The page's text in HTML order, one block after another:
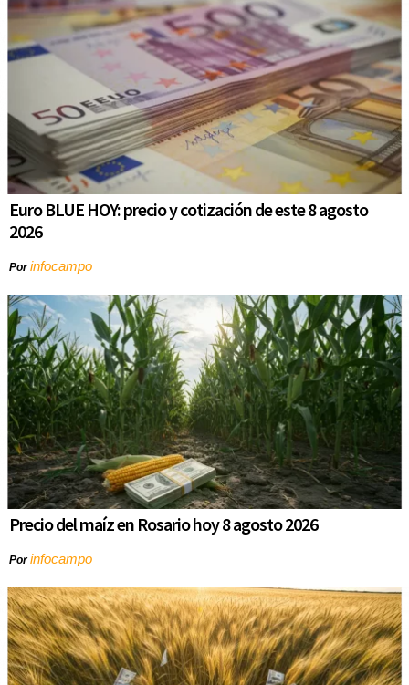
Euro BLUE HOY: precio y cotización de este 8 agosto
2026
Porinfocampo
Precio del maíz en Rosario hoy 8 agosto 2026
Porinfocampo